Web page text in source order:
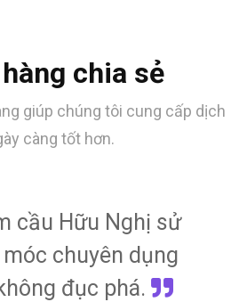
chia sẻ
giúp chúng tôi cung cấp dịch
càng tốt hơn.
cầu Hữu Nghị sử
chuyên dụng
đục phá.
cầu Hữu Nghị
lại không gian
vẹn như
và công ty của tôi
dịch vụ Hút hầm
10 năm nay.
cầu Hữu Nghị
cụ thể minh
có chi phí phát
hầm cầu Hữu
nhanh chóng gọn
chúng tôi tiết kiệm